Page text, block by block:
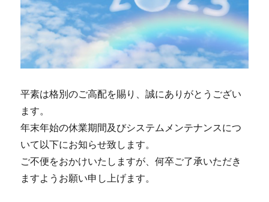
平素は格別のご高配を賜り、誠にありがとうござい
ます。
年末年始の休業期間及びシステムメンテナンスにつ
いて以下にお知らせ致します。
ご不便をおかけいたしますが、何卒ご了承いただき
ますようお願い申し上げます。